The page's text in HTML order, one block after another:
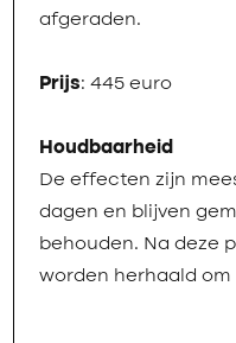
afgeraden.
Prijs: 445 euro
Houdbaarheid
De effecten zijn
dagen en blijven
behouden. Na deze
worden herhaald